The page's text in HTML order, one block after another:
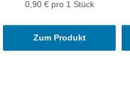
0,90 € pro 1 Stück
Zum Produkt